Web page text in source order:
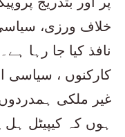
خلاف ورزی،
نافذ کیا جا رہا
کارکنوں ، سیاسی
غیر ملکی
ہوں کہ کیپیٹل ہل